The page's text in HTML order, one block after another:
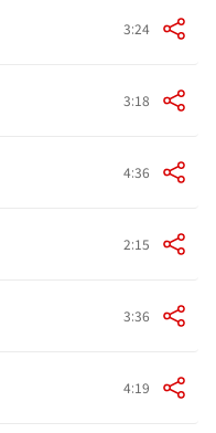
3:24
3:18
4:36
2:15
3:36
4:19